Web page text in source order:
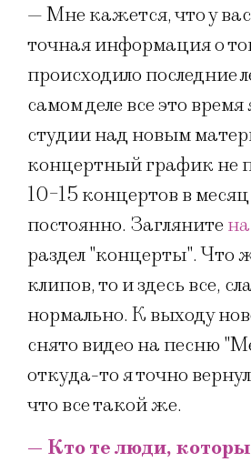
— Мне кажется, что у
точная информация о
происходило последние
самом деле все это время
студии над новым
концертный график не
10-15 концертов в
постоянно. Загляните
раздел "концерты". Что
клипов, то и здесь все,
нормально. К выходу
снято видео на песню
откуда-то я точно
что все такой же.
— Кто те люди,